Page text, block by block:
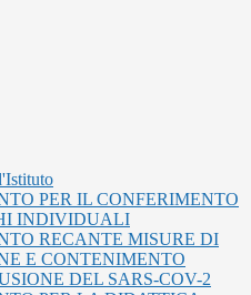
PER IL CONFERIMENTO
INDIVIDUALI
RECANTE MISURE DI
E CONTENIMENTO
DEL SARS-COV-2